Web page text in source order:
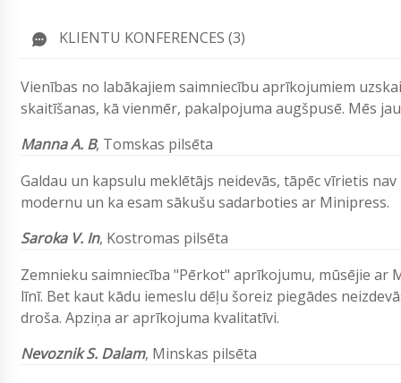
KLIENTU KONFERENCES (3)
Vienības no labākajiem saimniecību aprīkojumiem
skaitīšanas, kā vienmēr, pakalpojuma augšpusē. Mēs
Manna A. B, Tomskas pilsēta
Galdau un kapsulu meklētājs neidevās, tāpēc vīrietis
modernu un ka esam sākušu sadarboties ar Minipress.
Saroka V. In, Kostromas pilsēta
Zemnieku saimniecība "Pērkot" aprīkojumu, mūsējie
līnī. Bet kaut kādu iemeslu dēļu šoreiz piegādes
droša. Apziņa ar aprīkojuma kvalitatīvi.
Nevoznik S. Dalam, Minskas pilsēta